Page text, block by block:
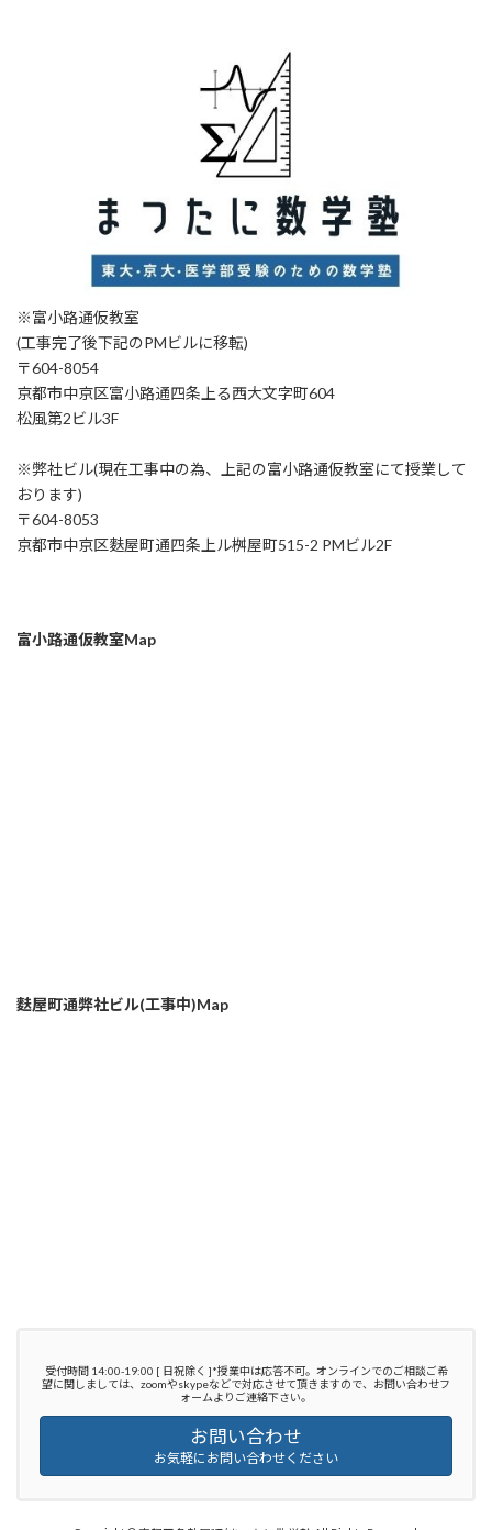
※富小路通仮教室
(工事完了後下記のPMビルに移転)
〒604-8054
京都市中京区富小路通四条上る西大文字町604
松風第2ビル3F
※弊社ビル(現在工事中の為、上記の富小路通仮教室にて授業して
おります)
〒604-8053
京都市中京区麩屋町通四条上ル桝屋町515-2 PMビル2F
富小路通仮教室Map
麩屋町通弊社ビル(工事中)Map
受付時間 14:00-19:00 [ 日祝除く ]*授業中は応答不可。オンラインでのご相談ご希
望に関しましては、zoomやskypeなどで対応させて頂きますので、お問い合わせフ
ォームよりご連絡下さい。
お問い合わせ
お気軽にお問い合わせください